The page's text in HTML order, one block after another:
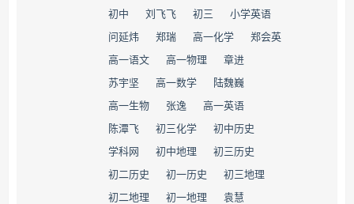
初中 刘飞飞 初三 小学英语
问延炜 郑瑞 高一化学 郑会英
高一语文 高一物理 章进
苏宇坚 高一数学 陆魏巍
高一生物 张逸 高一英语
陈潭飞 初三化学 初中历史
​学科网 初中地理 初三历史
初二历史 初一历史 初三地理
初二地理 初一地理 袁慧